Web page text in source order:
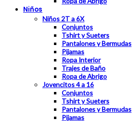
Niños
Niños 2T a 6X
Conjuntos
Tshirt y Sueters
Pantalones y Bermudas
Pijamas
Ropa Interior
Trajes de Baño
Ropa de Abrigo
Jovencitos 4 a 16
Conjuntos
Tshirt y Sueters
Pantalones y Bermudas
Pijamas